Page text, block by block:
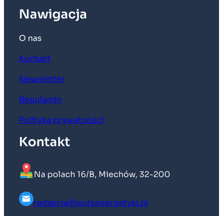
Nawigacja
O nas
Kontakt
Newsletter
Regulamin
Polityka prywatności
Kontakt
Na polach 16/B, Miechów, 32-200
redakcja@pulsenergetyki.pl